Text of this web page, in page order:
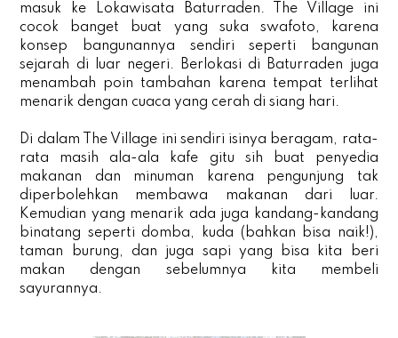
masuk ke Lokawisata Baturraden. The Village ini
cocok banget buat yang suka swafoto, karena
konsep bangunannya sendiri seperti bangunan
sejarah di luar negeri. Berlokasi di Baturraden juga
menambah poin tambahan karena tempat terlihat
menarik dengan cuaca yang cerah di siang hari.
Di dalam The Village ini sendiri isinya beragam, rata-
rata masih ala-ala kafe gitu sih buat penyedia
makanan dan minuman karena pengunjung tak
diperbolehkan membawa makanan dari luar.
Kemudian yang menarik ada juga kandang-kandang
binatang seperti domba, kuda (bahkan bisa naik!),
taman burung, dan juga sapi yang bisa kita beri
makan dengan sebelumnya kita membeli
sayurannya.